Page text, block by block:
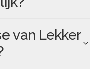
van Lekker